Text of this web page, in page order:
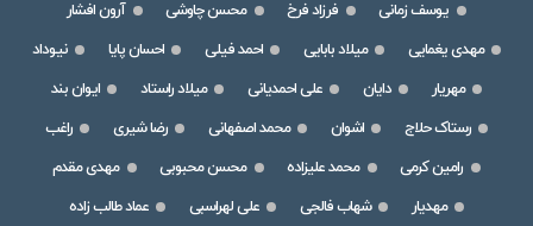
یوسف زمانی
فرزاد فرخ محسن چاوشی
آرون افشار
مهدی یغمایی
میلاد بابایی احمد فیلی احسان پایا
نیوداد
مهریار
دایان علی احمدیانی میلاد راستاد
ایوان بند
رستاک حلاج
اشوان محمد اصفهانی رضا شیری
راغب
رامین کرمی
محمد علیزاده محسن محبوبی
مهدی مقدم
مهدیار
شهاب فالجی علی لهراسبی
عماد طالب زاده